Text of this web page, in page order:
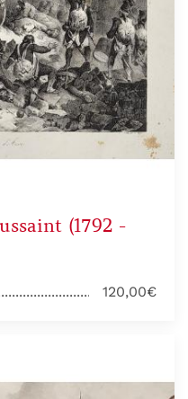
(1792 -
120,00€